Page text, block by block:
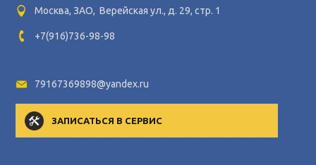
Москва, ЗАО, Верейская ул., д. 29, стр. 1
+7(916)736-98-98
79167369898@yandex.ru
ЗАПИСАТЬСЯ В СЕРВИС